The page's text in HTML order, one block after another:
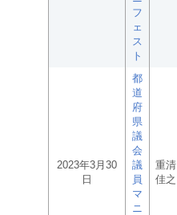
フ
ェ
ス
ト
2023年3月30
日
都
道
府
県
議
会
議
員
マ
ニ
重清
佳之